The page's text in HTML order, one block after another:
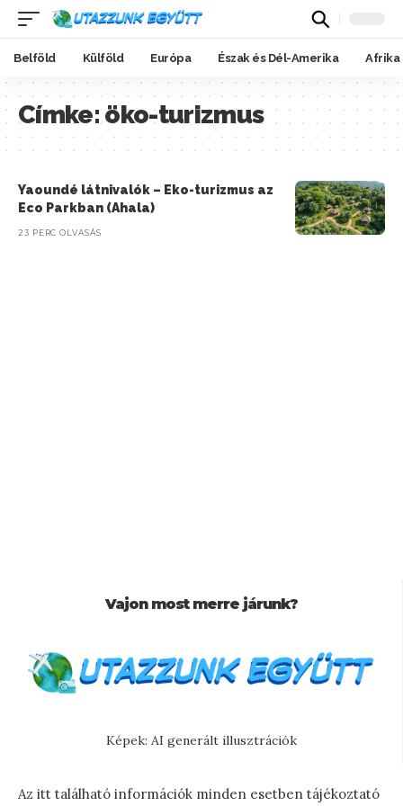
Belföld Külföld Európa Észak és Dél-Amerika Afrika
Címke:öko-turizmus
Yaoundé látnivalók – Eko-turizmus az
Eco Parkban (Ahala)
23 PERC OLVASÁS
Vajon most merre járunk?
Képek: AI generált illusztrációk
Az itt található információk minden esetben tájékoztató